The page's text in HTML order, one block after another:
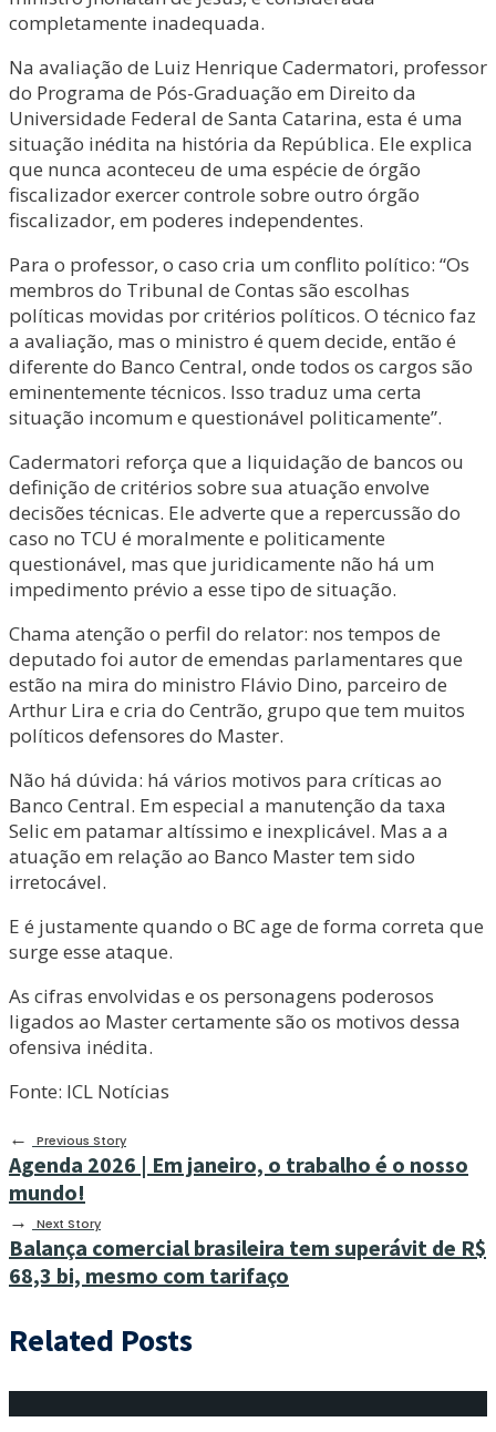
completamente inadequada.
Na avaliação de Luiz Henrique Cadermatori, professor
do Programa de Pós-Graduação em Direito da
Universidade Federal de Santa Catarina, esta é uma
situação inédita na história da República. Ele explica
que nunca aconteceu de uma espécie de órgão
fiscalizador exercer controle sobre outro órgão
fiscalizador, em poderes independentes.
Para o professor, o caso cria um conflito político: “Os
membros do Tribunal de Contas são escolhas
políticas movidas por critérios políticos. O técnico faz
a avaliação, mas o ministro é quem decide, então é
diferente do Banco Central, onde todos os cargos são
eminentemente técnicos. Isso traduz uma certa
situação incomum e questionável politicamente”.
Cadermatori reforça que a liquidação de bancos ou
definição de critérios sobre sua atuação envolve
decisões técnicas. Ele adverte que a repercussão do
caso no TCU é moralmente e politicamente
questionável, mas que juridicamente não há um
impedimento prévio a esse tipo de situação.
Chama atenção o perfil do relator: nos tempos de
deputado foi autor de emendas parlamentares que
estão na mira do ministro Flávio Dino, parceiro de
Arthur Lira e cria do Centrão, grupo que tem muitos
políticos defensores do Master.
Não há dúvida: há vários motivos para críticas ao
Banco Central. Em especial a manutenção da taxa
Selic em patamar altíssimo e inexplicável. Mas a a
atuação em relação ao Banco Master tem sido
irretocável.
E é justamente quando o BC age de forma correta que
surge esse ataque.
As cifras envolvidas e os personagens poderosos
ligados ao Master certamente são os motivos dessa
ofensiva inédita.
Fonte: ICL Notícias
←
Previous Story
Agenda 2026 | Em janeiro, o trabalho é o nosso
mundo!
→ Next Story
Balança comercial brasileira tem superávit de R$
68,3 bi, mesmo com tarifaço
Related Posts